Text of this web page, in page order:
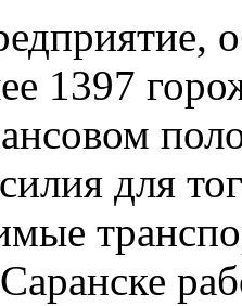
1397
для